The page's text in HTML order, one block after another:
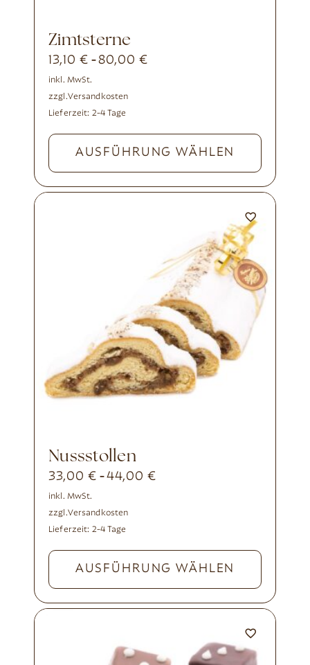
Zimtsterne
13,10 € -80,00€
inkl. MwSt.
zzgl.Versandkosten
Lieferzeit: 2-4 Tage
AUSFÜHRUNG WÄHLEN
Nussstollen
33,00 € -44,00€
inkl. MwSt.
zzgl.Versandkosten
Lieferzeit: 2-4 Tage
AUSFÜHRUNG WÄHLEN